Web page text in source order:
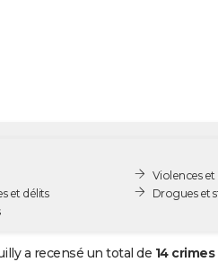
et délits
Violences et
Drogues et
a recensé un total de 14